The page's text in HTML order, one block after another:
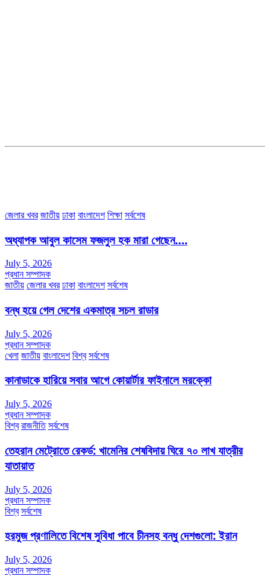
জেলার খবর জাতীয় ঢাকা বাংলাদেশ শিক্ষা সর্বশেষ
অধ্যাপক আবুল কাসেম ফজলুল হক মারা গেছেন….
July 5, 2026
প্রধান সম্পাদক
জাতীয় জেলার খবর ঢাকা বাংলাদেশ সর্বশেষ
বন্ধ হয়ে গেল দেশের একমাত্র সচল রাডার
July 5, 2026
প্রধান সম্পাদক
খেলা জাতীয় বাংলাদেশ বিশ্ব সর্বশেষ
কানাডাকে হারিয়ে সবার আগে কোয়ার্টার ফাইনালে মরক্কো
July 5, 2026
প্রধান সম্পাদক
বিশ্ব রাজনীতি সর্বশেষ
তেহরান মেট্রোতে রেকর্ড: খামেনির শেষবিদায় ঘিরে ৭০ লাখ যাত্রীর
যাতায়াত
July 5, 2026
প্রধান সম্পাদক
বিশ্ব সর্বশেষ
হরমুজ প্রণালিতে বিশেষ সুবিধা পাবে চীনসহ বন্ধু দেশগুলো: ইরান
July 5, 2026
প্রধান সম্পাদক